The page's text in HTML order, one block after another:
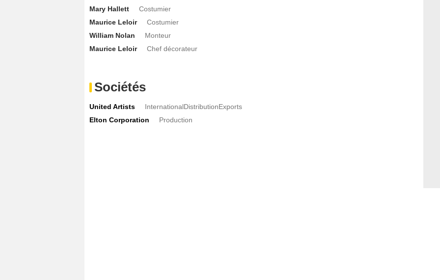
Mary Hallett
Costumier
Maurice Leloir
Costumier
William Nolan
Monteur
Maurice Leloir
Chef décorateur
Sociétés
United Artists
InternationalDistributionExports
Elton Corporation
Production